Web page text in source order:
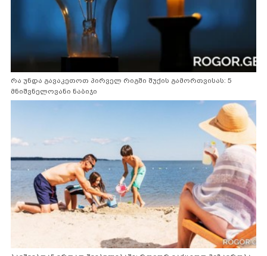
რა უნდა გავაკეთოთ პირველ რიგში შუქის გამორთვისას: 5
მნიშვნელოვანი ნაბიჯი